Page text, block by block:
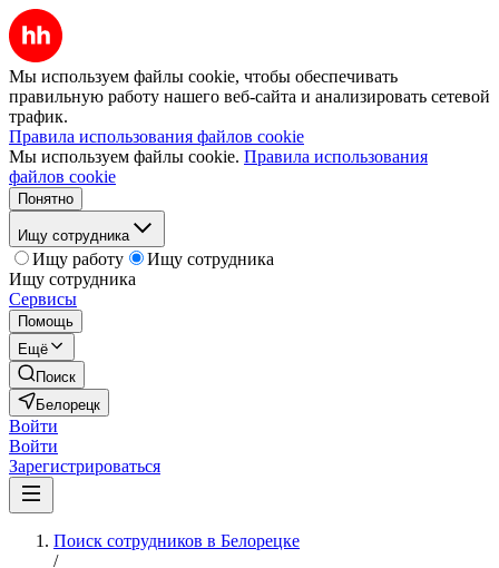
Мы используем файлы cookie, чтобы обеспечивать
правильную работу нашего веб-сайта и анализировать сетевой
трафик.
Правила использования файлов cookie
Мы используем файлы cookie. Правила использования
файлов cookie
Понятно
Ищу сотрудника
Ищу работу
Ищу сотрудника
Ищу сотрудника
Сервисы
Помощь
Ещё
Поиск
Белорецк
Войти
Войти
Зарегистрироваться
Поиск сотрудников в Белорецке
/